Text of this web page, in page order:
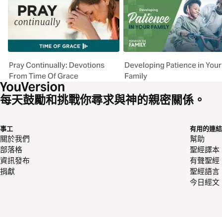
Pray Continually: Devotions
From Time Of Grace
Developing Patience in Your
Family
每天鼓勵和挑戰你尋求與神的親密關係。
事工
關於我們
部落格
資訊發布
捐獻
有用的連結
幫助
聖經譯本
有聲聖經
聖經語言
今日經文